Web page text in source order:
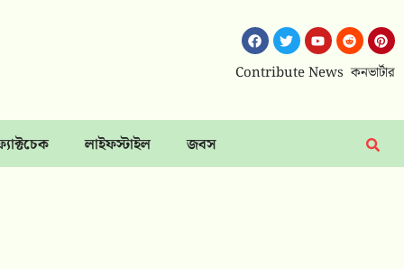
Contribute News কনভার্টার
লাইফস্টাইল জবস